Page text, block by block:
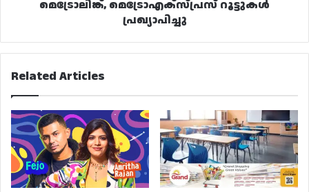
മെട്രോലിങ്ക്, മെട്രോഎക്സ്പ്രസ് റൂട്ടുകൾ
പ്രഖ്യാപിച്ചു
Related Articles